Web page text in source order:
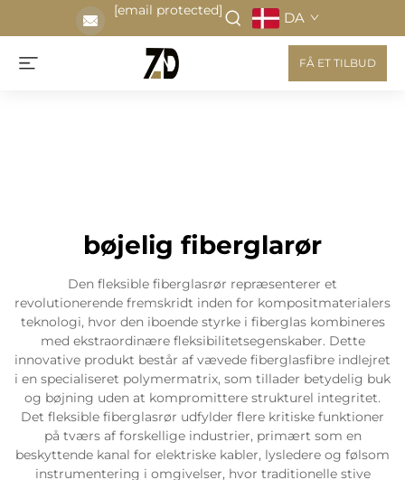
[email protected] DA
FÅ ET TILBUD
bøjelig fiberglarør
Den fleksible fiberglasrør repræsenterer et
revolutionerende fremskridt inden for kompositmaterialers
teknologi, hvor den iboende styrke i fiberglas kombineres
med ekstraordinære fleksibilitetsegenskaber. Dette
innovative produkt består af vævede fiberglasfibre indlejret
i en specialiseret polymermatrix, som tillader betydelig buk
og bøjning uden at kompromittere strukturel integritet.
Det fleksible fiberglasrør udfylder flere kritiske funktioner
på tværs af forskellige industrier, primært som en
beskyttende kanal for elektriske kabler, lysledere og følsom
instrumentering i omgivelser, hvor traditionelle stive